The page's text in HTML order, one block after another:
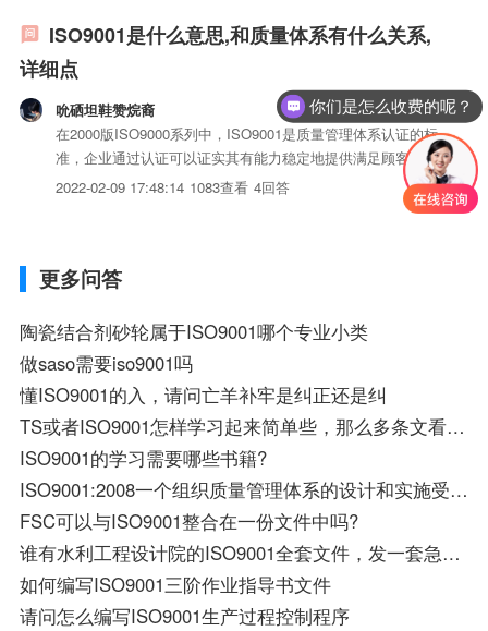
ISO9001是什么意思,和质量体系有什么关系,
详细点
吮硒坦鞋赞烷裔
在2000版ISO9000系列中，ISO9001是质量管理体系认证的标
准，企业通过认证可以证实其有能力稳定地提供满足顾客和适
用的法律法规要求的iso三体系认证，有效地运作体系可以使
企业不断改进，获得更好的效益。提高企业管理水平一个企业
2022-02-09 17:48:14 1083查看 4回答
更多问答
陶瓷结合剂砂轮属于ISO9001哪个专业小类
做saso需要iso9001吗
懂ISO9001的入，请问亡羊补牢是纠正还是纠
TS或者ISO9001怎样学习起来简单些，那么多条文看都看不完。
ISO9001的学习需要哪些书籍?
ISO9001:2008一个组织质量管理体系的设计和实施受到“a 、组织的环境、该环境的变化”请你浅谈理解
FSC可以与ISO9001整合在一份文件中吗?
谁有水利工程设计院的ISO9001全套文件，发一套急用，谢谢！hkdzg@126.com
如何编写ISO9001三阶作业指导书文件
请问怎么编写ISO9001生产过程控制程序
你们是怎么收费的呢？